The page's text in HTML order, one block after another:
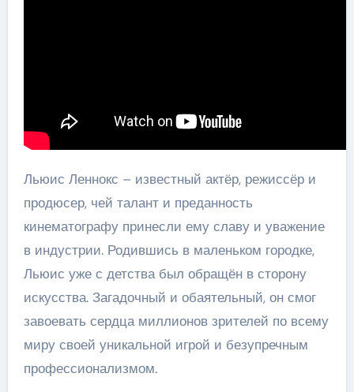
Льюис Леннокс – известный актёр, режиссёр и
продюсер, чей талант и преданность
кинематографу принесли ему славу и уважение
в индустрии. Родившись в маленьком городке,
Льюис уже с детства был обращён в сторону
искусства. Загадочный и обаятельный, он смог
завоевать сердца миллионов зрителей по всему
миру своей уникальной игрой и безупречным
профессионализмом.